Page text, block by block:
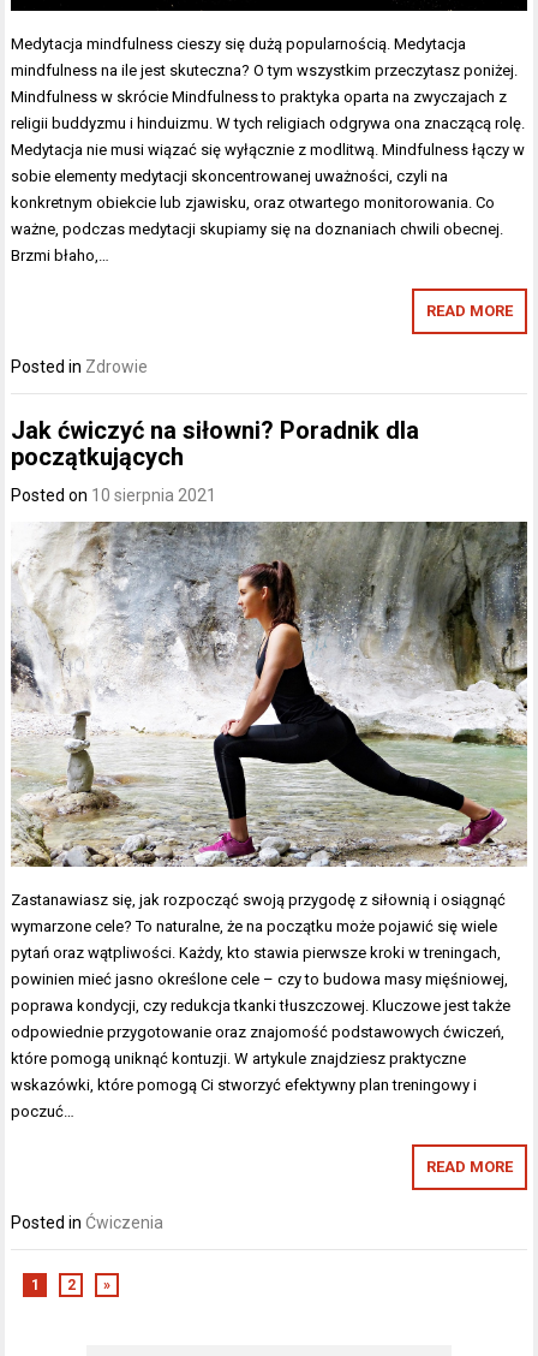
Medytacja mindfulness cieszy się dużą popularnością. Medytacja
mindfulness na ile jest skuteczna? O tym wszystkim przeczytasz poniżej.
Mindfulness w skrócie Mindfulness to praktyka oparta na zwyczajach z
religii buddyzmu i hinduizmu. W tych religiach odgrywa ona znaczącą rolę.
Medytacja nie musi wiązać się wyłącznie z modlitwą. Mindfulness łączy w
sobie elementy medytacji skoncentrowanej uważności, czyli na
konkretnym obiekcie lub zjawisku, oraz otwartego monitorowania. Co
ważne, podczas medytacji skupiamy się na doznaniach chwili obecnej.
Brzmi błaho,…
READ MORE
Posted in Zdrowie
Jak ćwiczyć na siłowni? Poradnik dla
początkujących
Posted on 10 sierpnia 2021
Zastanawiasz się, jak rozpocząć swoją przygodę z siłownią i osiągnąć
wymarzone cele? To naturalne, że na początku może pojawić się wiele
pytań oraz wątpliwości. Każdy, kto stawia pierwsze kroki w treningach,
powinien mieć jasno określone cele – czy to budowa masy mięśniowej,
poprawa kondycji, czy redukcja tkanki tłuszczowej. Kluczowe jest także
odpowiednie przygotowanie oraz znajomość podstawowych ćwiczeń,
które pomogą uniknąć kontuzji. W artykule znajdziesz praktyczne
wskazówki, które pomogą Ci stworzyć efektywny plan treningowy i
poczuć…
READ MORE
Posted in Ćwiczenia
1 2 »